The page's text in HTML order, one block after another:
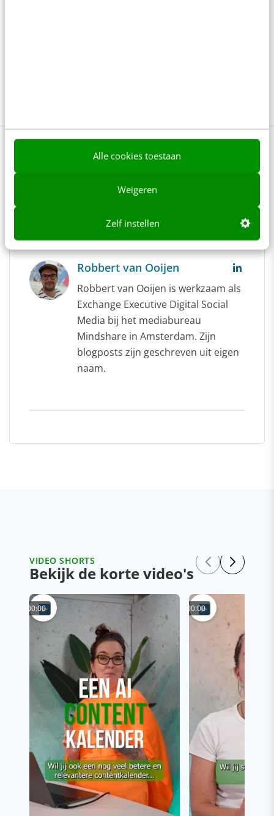
Alle cookies toestaan
Weigeren
Zelf instellen
Over de auteur
Robbert van Ooijen
Robbert van Ooijen is werkzaam als
Exchange Executive Digital Social
Media bij het mediabureau
Mindshare in Amsterdam. Zijn
blogposts zijn geschreven uit eigen
naam.
VIDEO SHORTS
Bekijk de korte video's
00:00 00:00